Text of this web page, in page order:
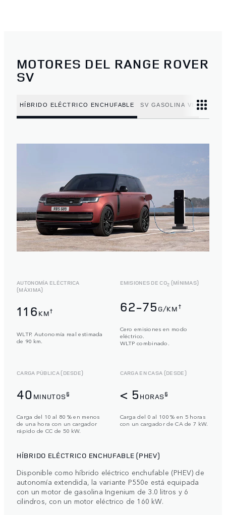
MOTORES DEL RANGE ROVER
SV
HÍBRIDO ELÉCTRICO ENCHUFABLE SV GASOLINA V8
AUTONOMÍA ELÉCTRICA
(MÁXIMA)
116 KM†
WLTP. Autonomía real estimada
de 90 km.
EMISIONES DE CO2 (MÍNIMAS)
62-75 G/KM †
Cero emisiones en modo
eléctrico.
WLTP combinado.
CARGA PÚBLICA (DESDE)
40 MINUTOS§
Carga del 10 al 80 % en menos
de una hora con un cargador
rápido de CC de 50 kW.
CARGA EN CASA (DESDE)
< 5 HORAS§
Carga del 0 al 100 % en 5 horas
con un cargador de CA de 7 kW.
HÍBRIDO ELÉCTRICO ENCHUFABLE (PHEV)
Disponible como híbrido eléctrico enchufable (PHEV) de
autonomía extendida, la variante P550e está equipada
con un motor de gasolina Ingenium de 3.0 litros y 6
cilindros, con un motor eléctrico de 160 kW.